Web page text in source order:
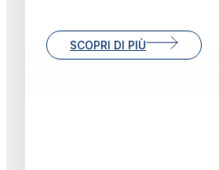
SCOPRI DI PIÙ